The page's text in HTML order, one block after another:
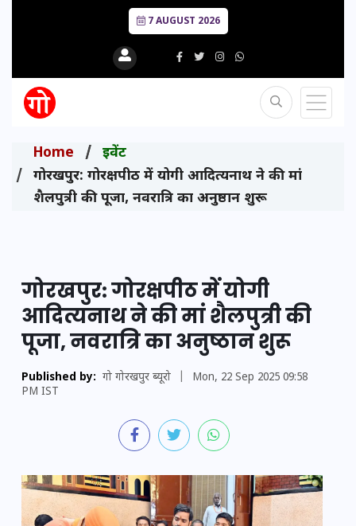
7 AUGUST 2026
Home
इवेंट
गोरखपुर: गोरक्षपीठ में योगी आदित्यनाथ ने की मां
शैलपुत्री की पूजा, नवरात्रि का अनुष्ठान शुरू
गोरखपुर: गोरक्षपीठ में योगी
आदित्यनाथ ने की मां शैलपुत्री की
पूजा, नवरात्रि का अनुष्ठान शुरू
Published by: गो गोरखपुर ब्यूरो
Mon, 22 Sep 2025 09:58
PM IST